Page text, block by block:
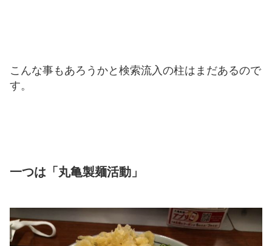
こんな事もあろうかと検索流入の柱はまだあるので
す。
一つは「丸亀製麺活動」